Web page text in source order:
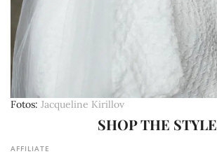
Fotos Jacqueline Kirillov
SHOP THE STYLE
AFFILIATE